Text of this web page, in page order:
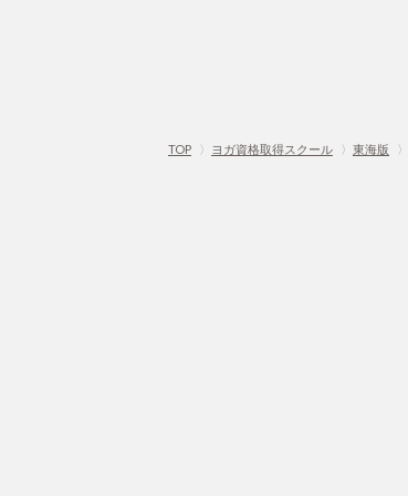
TOP 〉 ヨガ資格取得スクール 〉 東海版 〉